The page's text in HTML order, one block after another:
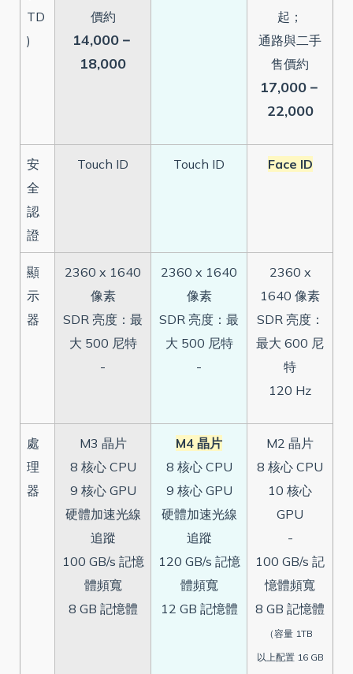
TD
)
價約
14,000－
18,000
起；
通路與二手
售價約
17,000－
22,000
安
全
認
證
Touch ID Touch ID Face ID
顯
示
器
2360 x 1640
像素
SDR 亮度：最
大 500 尼特
-
2360 x 1640
像素
SDR 亮度：最
大 500 尼特
-
2360 x
1640 像素
SDR 亮度：
最大 600 尼
特
120 Hz
處
理
器
M3 晶片
8 核心 CPU
9 核心 GPU
硬體加速光線
追蹤
100 GB/s 記憶
體頻寬
8 GB 記憶體
M4 晶片
8 核心 CPU
9 核心 GPU
硬體加速光線
追蹤
120 GB/s 記憶
體頻寬
12 GB 記憶體
M2 晶片
8 核心 CPU
10 核心
GPU
-
100 GB/s 記
憶體頻寬
8 GB 記憶體
（容量 1TB
以上配置 16 GB